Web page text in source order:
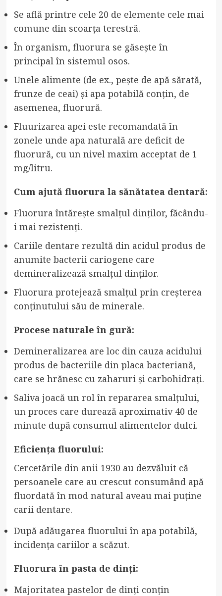
Se află printre cele 20 de elemente cele mai
comune din scoarța terestră.
În organism, fluorura se găsește în
principal în sistemul osos.
Unele alimente (de ex., pește de apă sărată,
frunze de ceai) și apa potabilă conțin, de
asemenea, fluorură.
Fluurizarea apei este recomandată în
zonele unde apa naturală are deficit de
fluorură, cu un nivel maxim acceptat de 1
mg/litru.
Cum ajută fluorura la sănătatea dentară:
Fluorura întărește smalțul dinților, făcându-
i mai rezistenți.
Cariile dentare rezultă din acidul produs de
anumite bacterii cariogene care
demineralizează smalțul dinților.
Fluorura protejează smalțul prin creșterea
conținutului său de minerale.
Procese naturale în gură:
Demineralizarea are loc din cauza acidului
produs de bacteriile din placa bacteriană,
care se hrănesc cu zaharuri și carbohidrați.
Saliva joacă un rol în repararea smalțului,
un proces care durează aproximativ 40 de
minute după consumul alimentelor dulci.
Eficiența fluorului:
Cercetările din anii 1930 au dezvăluit că
persoanele care au crescut consumând apă
fluordată în mod natural aveau mai puține
carii dentare.
După adăugarea fluorului în apa potabilă,
incidența cariilor a scăzut.
Fluorura în pasta de dinți:
Majoritatea pastelor de dinți conțin